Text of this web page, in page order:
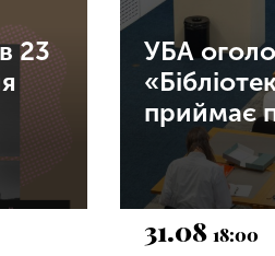
23
УБА
приймає
31.08 18:00